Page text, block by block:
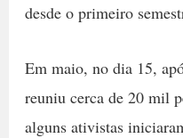
desde o primeiro
Em maio, no dia 15,
reuniu cerca de 20 mil
alguns ativistas